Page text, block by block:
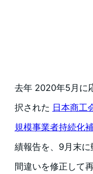
去年 2020年5月に
択された 日本商工
規模事業者持続化
績報告を、9月末
間違いを修正して